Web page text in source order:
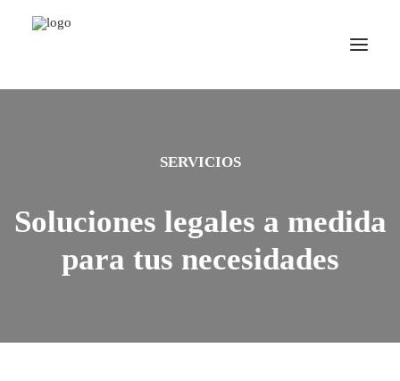
SERVICIOS
Soluciones legales a medida
para tus necesidades